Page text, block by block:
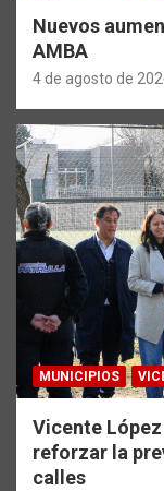
Nuevos
AMBA
4 de agosto de
MUNICIPIOS
Vicente
reforzar la
calles